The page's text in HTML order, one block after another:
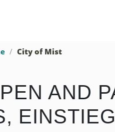
City of Mist
AND